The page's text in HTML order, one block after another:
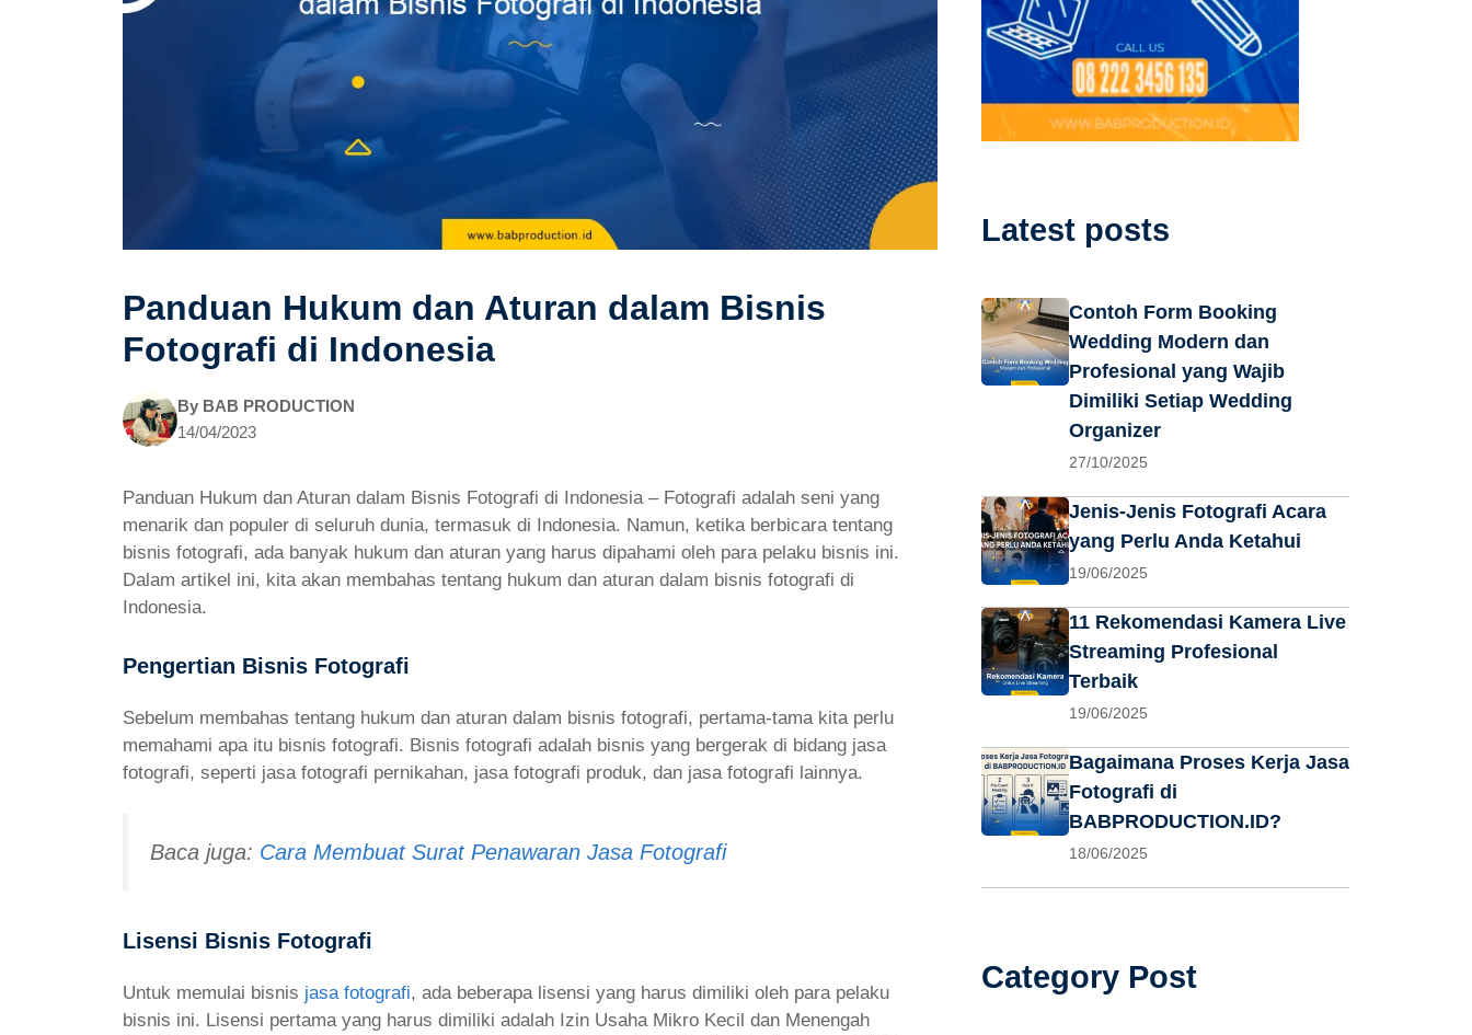
Panduan Hukum dan Aturan dalam Bisnis
Fotografi di Indonesia
By BAB PRODUCTION
14/04/2023
Panduan Hukum dan Aturan dalam Bisnis Fotografi di Indonesia – Fotografi adalah seni yang
menarik dan populer di seluruh dunia, termasuk di Indonesia. Namun, ketika berbicara tentang
bisnis fotografi, ada banyak hukum dan aturan yang harus dipahami oleh para pelaku bisnis ini.
Dalam artikel ini, kita akan membahas tentang hukum dan aturan dalam bisnis fotografi di
Indonesia.
Pengertian Bisnis Fotografi
Sebelum membahas tentang hukum dan aturan dalam bisnis fotografi, pertama-tama kita perlu
memahami apa itu bisnis fotografi. Bisnis fotografi adalah bisnis yang bergerak di bidang jasa
fotografi, seperti jasa fotografi pernikahan, jasa fotografi produk, dan jasa fotografi lainnya.
Baca juga: Cara Membuat Surat Penawaran Jasa Fotografi
Lisensi Bisnis Fotografi
Untuk memulai bisnis jasa fotografi, ada beberapa lisensi yang harus dimiliki oleh para pelaku
bisnis ini. Lisensi pertama yang harus dimiliki adalah Izin Usaha Mikro Kecil dan Menengah
Latest posts
Contoh Form Booking
Wedding Modern dan
Profesional yang Wajib
Dimiliki Setiap Wedding
Organizer
27/10/2025
Jenis-Jenis Fotografi Acara
yang Perlu Anda Ketahui
19/06/2025
11 Rekomendasi Kamera Live
Streaming Profesional
Terbaik
19/06/2025
Bagaimana Proses Kerja Jasa
Fotografi di
BABPRODUCTION.ID?
18/06/2025
Category Post